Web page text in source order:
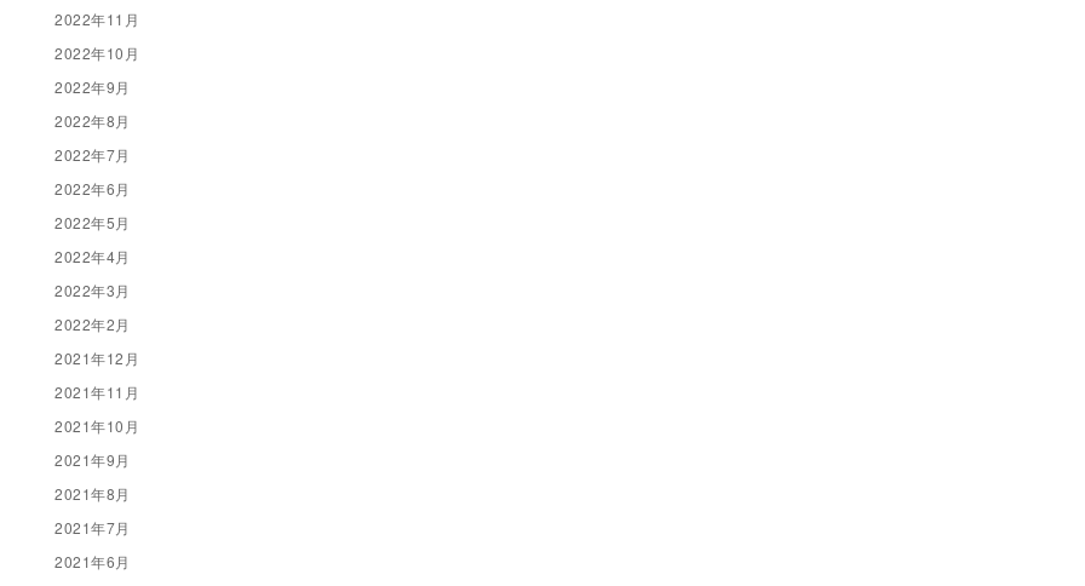
2022年11月
2022年10月
2022年9月
2022年8月
2022年7月
2022年6月
2022年5月
2022年4月
2022年3月
2022年2月
2021年12月
2021年11月
2021年10月
2021年9月
2021年8月
2021年7月
2021年6月